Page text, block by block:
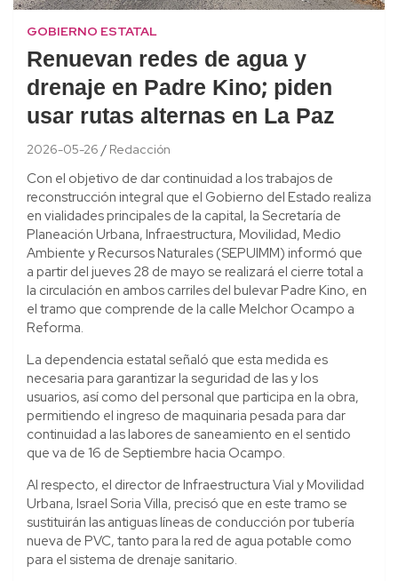
GOBIERNO ESTATAL
Renuevan redes de agua y
drenaje en Padre Kino; piden
usar rutas alternas en La Paz
2026-05-26 Redacción
Con el objetivo de dar continuidad a los trabajos de
reconstrucción integral que el Gobierno del Estado realiza
en vialidades principales de la capital, la Secretaría de
Planeación Urbana, Infraestructura, Movilidad, Medio
Ambiente y Recursos Naturales (SEPUIMM) informó que
a partir del jueves 28 de mayo se realizará el cierre total a
la circulación en ambos carriles del bulevar Padre Kino, en
el tramo que comprende de la calle Melchor Ocampo a
Reforma.
La dependencia estatal señaló que esta medida es
necesaria para garantizar la seguridad de las y los
usuarios, así como del personal que participa en la obra,
permitiendo el ingreso de maquinaria pesada para dar
continuidad a las labores de saneamiento en el sentido
que va de 16 de Septiembre hacia Ocampo.
Al respecto, el director de Infraestructura Vial y Movilidad
Urbana, Israel Soria Villa, precisó que en este tramo se
sustituirán las antiguas líneas de conducción por tubería
nueva de PVC, tanto para la red de agua potable como
para el sistema de drenaje sanitario.